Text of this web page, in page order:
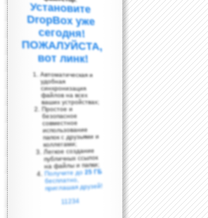
Установите
DropBox уже
сегодня!
ПОЖАЛУЙСТА,
вот линк!
Автоматическая и
удобная
синхронизация
файлов на всех
ваших устройствах;
Простое и
безопасное
совместное
использование
папок с друзьями и
коллегами;
Легкое создание
публичных ссылок
на файлы и папки;
Получите до25 ГБ
бесплатно,
приглашая друзей!
11234